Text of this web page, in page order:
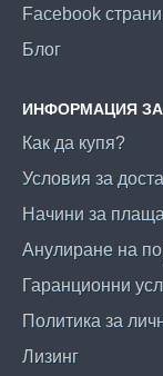
Facebook
Блог
ИНФОРМАЦИЯ
Как да купя?
Условия за
Начини за
Анулиране на
Гаранционни
Политика за
Лизинг